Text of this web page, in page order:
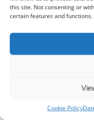
this site. Not consenting or
certain features and functions.
Cookie Policy
Copyright © 2017